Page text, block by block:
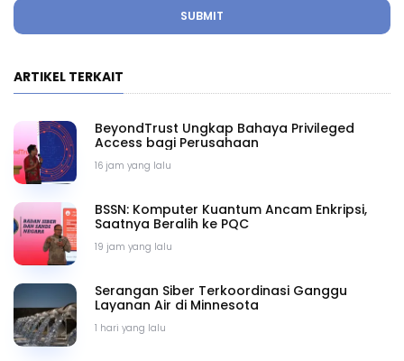
SUBMIT
ARTIKEL TERKAIT
16 jam yang lalu
BeyondTrust Ungkap Bahaya Privileged
Access bagi Perusahaan
19 jam yang lalu
BSSN: Komputer Kuantum Ancam Enkripsi,
Saatnya Beralih ke PQC
1 hari yang lalu
Serangan Siber Terkoordinasi Ganggu
Layanan Air di Minnesota